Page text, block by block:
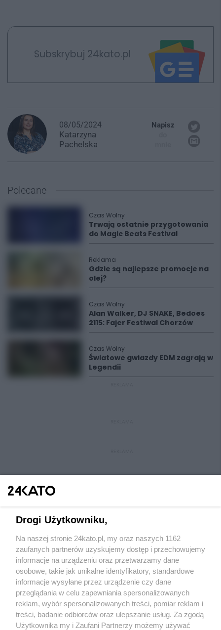
Subskrybuj 24kato.pl
08/05/2024
Katarzyna
Pachelska
Napisz
Polecane
Czas Wolny
Trwają ostatnie przygotowania
do Magic Beats Festival
Reklama
Gdzie są najlepsze promocje na
olej?
Czas Wolny
Alan Walker, DJ SNAKE, Bedoes
2115: Fajer Festiwal Chorzów
Czas Wolny
Światowe gwiazdy EDM zagrają w
Legendii
Wydawca mediów lokalnych
Nie zapomnij
zapoznać się z:
polityką prywatności regulamin korzystania z portali
Drogi Użytkowniku,
Na naszej stronie 24kato.pl, my oraz naszych 1162
zaufanych partnerów uzyskujemy dostęp i przechowujemy
informacje na urządzeniu oraz przetwarzamy dane
osobowe, takie jak unikalne identyfikatory, standardowe
informacje wysyłane przez urządzenie czy dane
przeglądania w celu zapewniania spersonalizowanych
reklam, wybór spersonalizowanych treści, pomiar reklam i
treści, badanie odbiorców oraz ulepszanie usług. Za zgodą
Użytkownika my i Zaufani Partnerzy możemy używać